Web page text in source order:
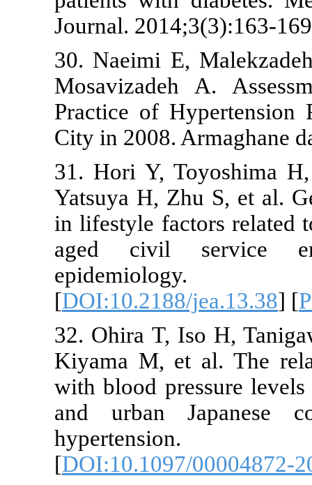
Journal.
30. Naeimi
Practice of
City in 2008.
31. Hori Y,
Yatsuya H,
in lifestyle
aged
[
32. Ohira T,
Kiyama M,
with blood
and urban
[